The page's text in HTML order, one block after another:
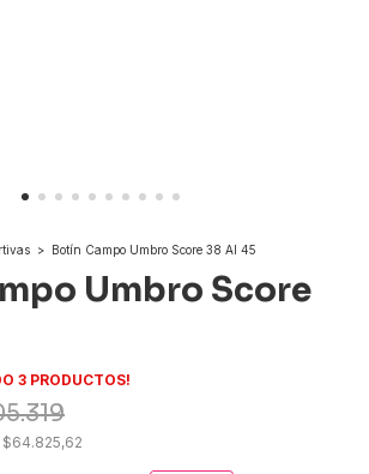
> Botín Campo Umbro Score 38 Al 45
Umbro Score
3 PRODUCTOS!
$64.825,62